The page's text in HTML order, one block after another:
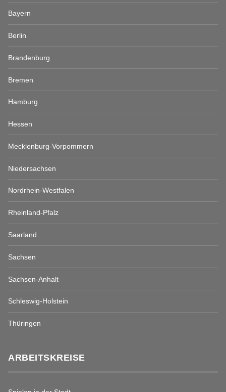
Bayern
Berlin
Brandenburg
Bremen
Hamburg
Hessen
Mecklenburg-Vorpommern
Niedersachsen
Nordrhein-Westfalen
Rheinland-Pfalz
Saarland
Sachsen
Sachsen-Anhalt
Schleswig-Holstein
Thüringen
ARBEITSKREISE